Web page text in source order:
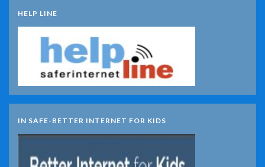
HELP LINE
IN SAFE-BETTER INTERNET FOR KIDS